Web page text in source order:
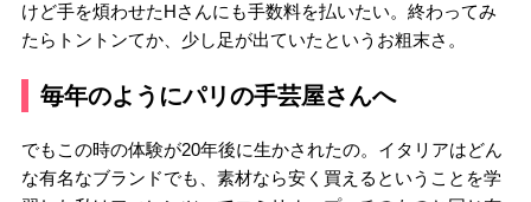
けど手を煩わせたHさんにも手数料を払いたい。終わってみ
たらトントンてか、少し足が出ていたというお粗末さ。
毎年のようにパリの手芸屋さんへ
でもこの時の体験が20年後に生かされたの。イタリアはどん
な有名なブランドでも、素材なら安く買えるということを学